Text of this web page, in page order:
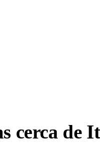
cerca de